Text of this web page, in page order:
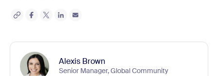
Alexis Brown
Senior Manager, Global Community